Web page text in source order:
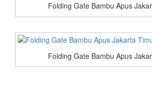
Folding Gate Bambu Apus
Folding Gate Bambu Apus